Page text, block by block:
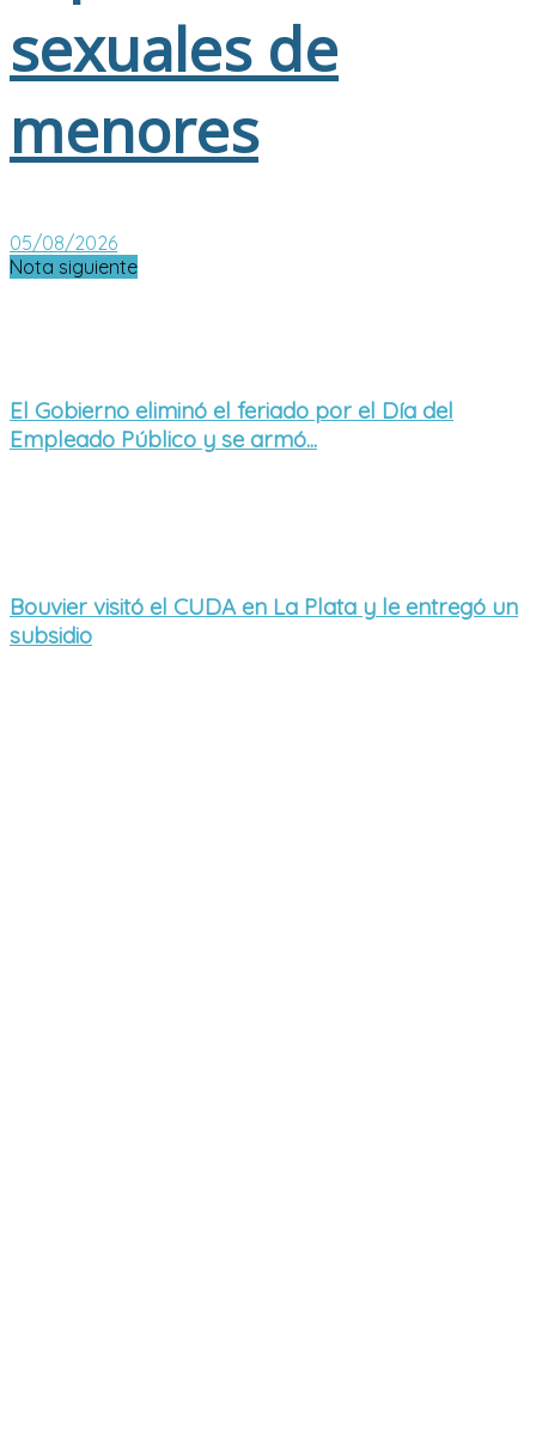
sexuales de
menores
05/08/2026
Nota siguiente
El Gobierno eliminó el feriado por el Día del
Empleado Público y se armó...
Bouvier visitó el CUDA en La Plata y le entregó un
subsidio